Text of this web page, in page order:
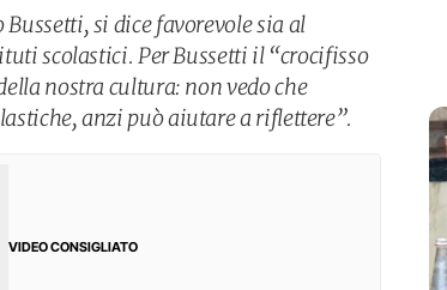
si dice favorevole sia al
scolastici. Per Bussetti il “crocifisso
nostra cultura: non vedo che
anzi può aiutare a riflettere”.
VIDEO CONSIGLIATO